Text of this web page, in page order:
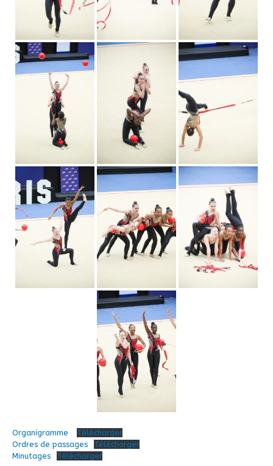
Organigramme
Télécharger
Ordres de passages
Télécharger
Minutages
Télécharger